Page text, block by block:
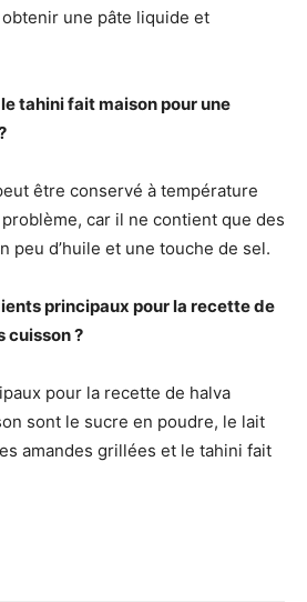
obtenir une pâte liquide et
tahini fait maison pour une
être conservé à température
car il ne contient que des
peu d’huile et une touche de sel.
principaux pour la recette de
cuisson ?
pour la recette de halva
sont le sucre en poudre, le lait
amandes grillées et le tahini fait